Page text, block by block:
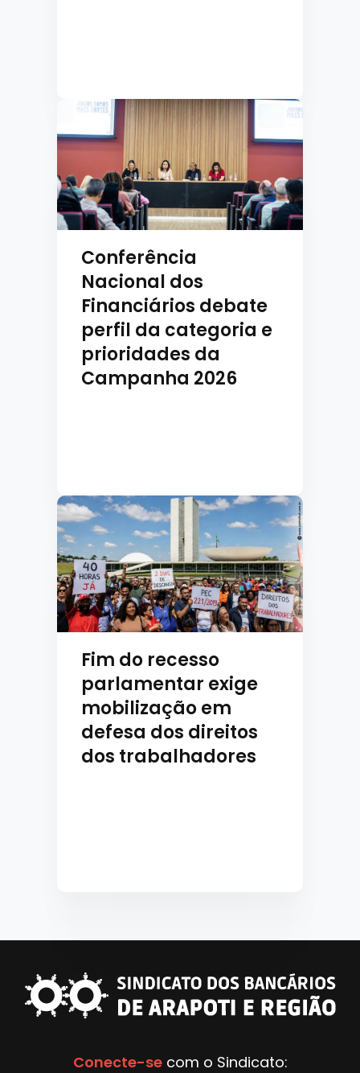
Conferência
Nacional dos
Financiários debate
perfil da categoria e
prioridades da
Campanha 2026
Fim do recesso
parlamentar exige
mobilização em
defesa dos direitos
dos trabalhadores
Conecte-secom o Sindicato: